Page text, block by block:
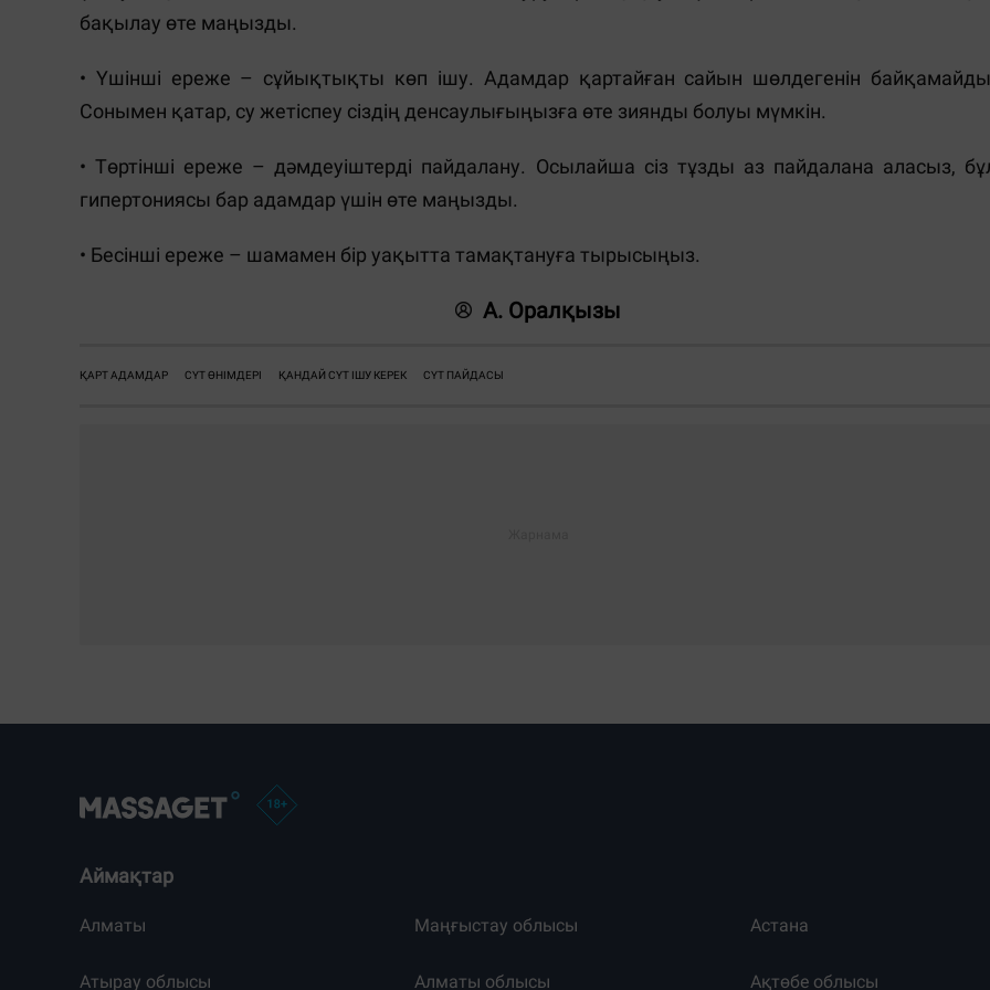
бақылау өте маңызды.
• Үшінші ереже – сұйықтықты көп ішу. Адамдар қартайған сайын шөлдегенін
Сонымен қатар, су жетіспеу сіздің денсаулығыңызға өте зиянды болуы мүмкін.
• Төртінші ереже – дәмдеуіштерді пайдалану. Осылайша сіз тұзды аз пайдалана аласыз,
гипертониясы бар адамдар үшін өте маңызды.
• Бесінші ереже – шамамен бір уақытта тамақтануға тырысыңыз.
А. Оралқызы
ҚАРТ АДАМДАР СҮТ ӨНІМДЕРІ ҚАНДАЙ СҮТ ІШУ КЕРЕК СҮТ ПАЙДАСЫ
Аймақтар
Алматы Маңғыстау облысы Астана
Атырау облысы Алматы облысы Ақтөбе облысы